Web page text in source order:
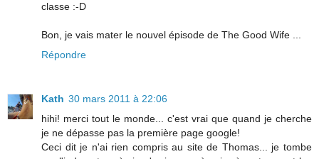
classe :-D
Bon, je vais mater le nouvel épisode de The Good Wife ...
Répondre
Kath 30 mars 2011 à 22:06
hihi! merci tout le monde... c'est vrai que quand je cherche
je ne dépasse pas la première page google!
Ceci dit je n'ai rien compris au site de Thomas... je tombe